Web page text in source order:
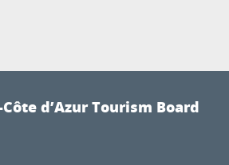
d’Azur Tourism Board